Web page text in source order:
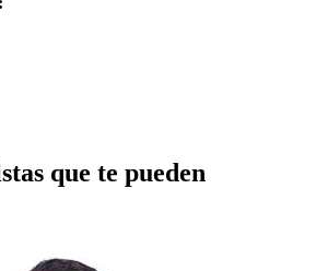
que te pueden